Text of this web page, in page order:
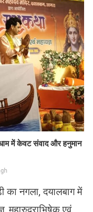
में केवट संवाद और हनुमान
का नगला, दयालबाग में